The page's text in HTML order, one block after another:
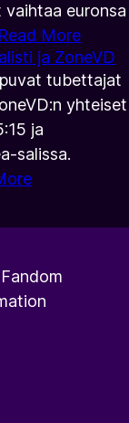
euronsa
Read More
ja ZoneVD
tubettajat
yhteiset
ja
salissa.